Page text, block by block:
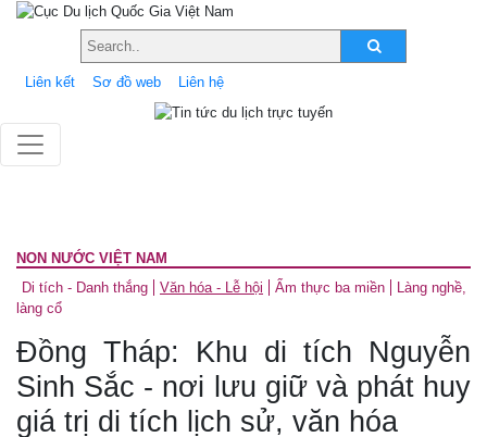
Liên kết Sơ đồ web Liên hệ
NON NƯỚC VIỆT NAM
Di tích - Danh thắng
Văn hóa - Lễ hội Ẩm thực ba miền
Làng nghề,
làng cổ
Đồng Tháp: Khu di tích Nguyễn
Sinh Sắc - nơi lưu giữ và phát huy
giá trị di tích lịch sử, văn hóa